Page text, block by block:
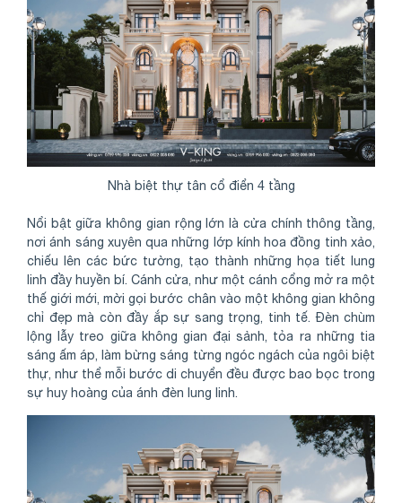
Nhà biệt thự tân cổ điển 4 tầng
Nổi bật giữa không gian rộng lớn là cửa chính thông tầng,
nơi ánh sáng xuyên qua những lớp kính hoa đồng tinh xảo,
chiếu lên các bức tường, tạo thành những họa tiết lung
linh đầy huyền bí. Cánh cửa, như một cánh cổng mở ra một
thế giới mới, mời gọi bước chân vào một không gian không
chỉ đẹp mà còn đầy ắp sự sang trọng, tinh tế. Đèn chùm
lộng lẫy treo giữa không gian đại sảnh, tỏa ra những tia
sáng ấm áp, làm bừng sáng từng ngóc ngách của ngôi biệt
thự, như thể mỗi bước di chuyển đều được bao bọc trong
sự huy hoàng của ánh đèn lung linh.